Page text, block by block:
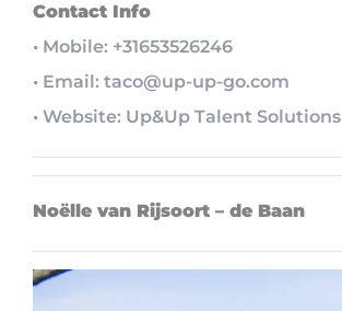
Contact Info
• Mobile: +31653526246
• Email: taco@up-up-go.com
• Website: Up&Up Talent Solutions
Noëlle van Rijsoort – de Baan